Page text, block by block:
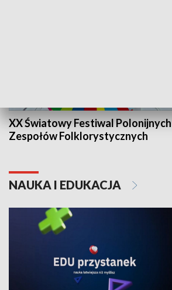
XX Światowy Festiwal Polonijnych
Zespołów Folklorystycznych
NAUKA I EDUKACJA